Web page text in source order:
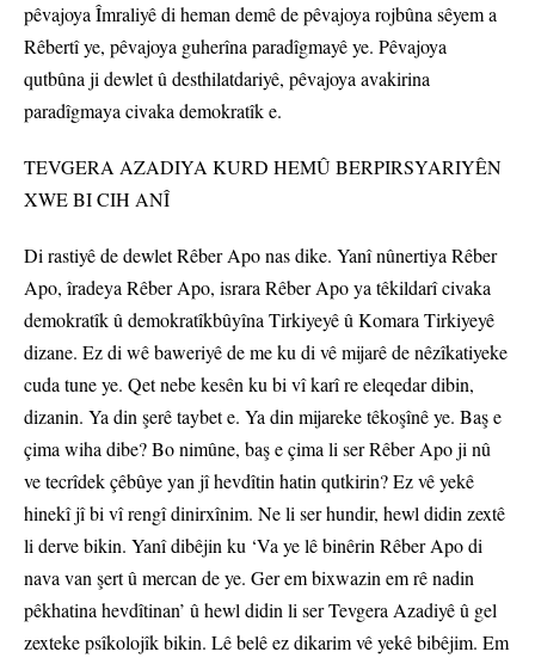
pêvajoya Îmraliyê di heman demê de pêvajoya rojbûna sêyem a
Rêbertî ye, pêvajoya guherîna paradîgmayê ye. Pêvajoya
qutbûna ji dewlet û desthilatdariyê, pêvajoya avakirina
paradîgmaya civaka demokratîk e.
TEVGERA AZADIYA KURD HEMÛ BERPIRSYARIYÊN
XWE BI CIH ANÎ
Di rastiyê de dewlet Rêber Apo nas dike. Yanî nûnertiya Rêber
Apo, îradeya Rêber Apo, israra Rêber Apo ya têkildarî civaka
demokratîk û demokratîkbûyîna Tirkiyeyê û Komara Tirkiyeyê
dizane. Ez di wê baweriyê de me ku di vê mijarê de nêzîkatiyeke
cuda tune ye. Qet nebe kesên ku bi vî karî re eleqedar dibin,
dizanin. Ya din şerê taybet e. Ya din mijareke têkoşînê ye. Baş e
çima wiha dibe? Bo nimûne, baş e çima li ser Rêber Apo ji nû
ve tecrîdek çêbûye yan jî hevdîtin hatin qutkirin? Ez vê yekê
hinekî jî bi vî rengî dinirxînim. Ne li ser hundir, hewl didin zextê
li derve bikin. Yanî dibêjin ku ‘Va ye lê binêrin Rêber Apo di
nava van şert û mercan de ye. Ger em bixwazin em rê nadin
pêkhatina hevdîtinan’ û hewl didin li ser Tevgera Azadiyê û gel
zexteke psîkolojîk bikin. Lê belê ez dikarim vê yekê bibêjim. Em